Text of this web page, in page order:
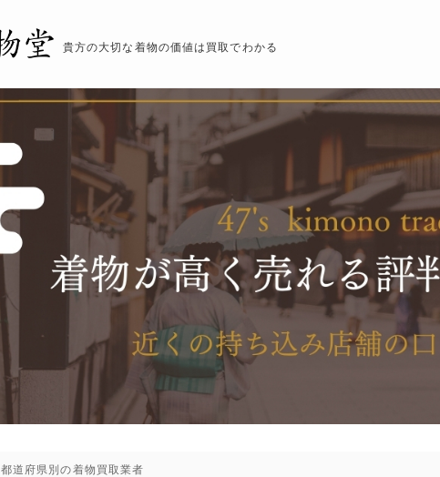
貴方の大切な着物の価値は買取でわかる
都道府県別の着物買取業者